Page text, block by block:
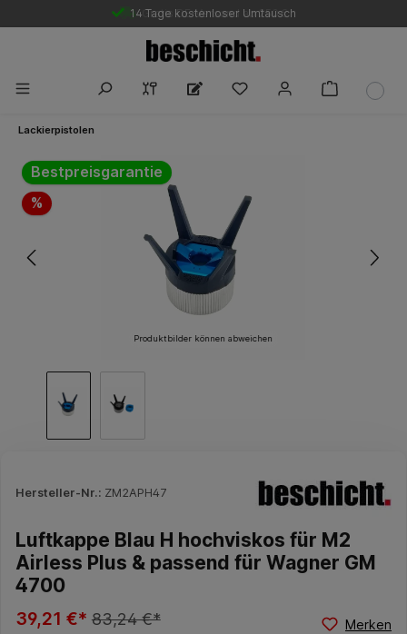
Gratis DE-Versand ab 250 €
14 Tage kostenloser Umtausch
Lackierpistolen
Bildergalerie überspringen
Bestpreisgarantie
%
Produktbilder können abweichen
Hersteller-Nr.: ZM2APH47
Luftkappe Blau H hochviskos für M2
Airless Plus & passend für Wagner GM
4700
39,21 €* 83,24 €* Merken